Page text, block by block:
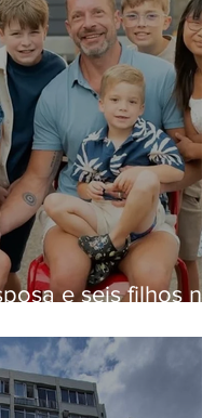
e seis filhos